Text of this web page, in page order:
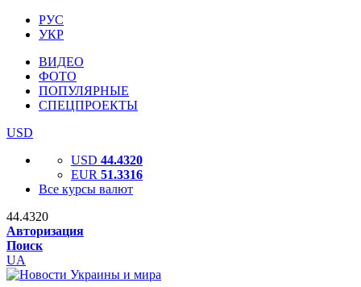
РУС
УКР
ВИДЕО
ФОТО
ПОПУЛЯРНЫЕ
СПЕЦПРОЕКТЫ
USD
USD 44.4320
EUR 51.3316
Все курсы валют
44.4320
Авторизация
Поиск
UA